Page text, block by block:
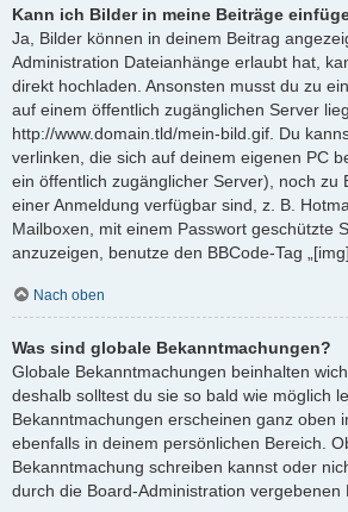
Kann ich Bilder in meine Beiträge
Ja, Bilder können in deinem Beitrag
Administration Dateianhänge erlaubt hat,
direkt hochladen. Ansonsten musst du zu
auf einem öffentlich zugänglichen Server
http://www.domain.tld/mein-bild.gif. Du
verlinken, die sich auf deinem eigenen PC
ein öffentlich zugänglicher Server), noch zu
einer Anmeldung verfügbar sind, z. B.
Mailboxen, mit einem Passwort geschützte
anzuzeigen, benutze den BBCode-Tag
Nach oben
Was sind globale Bekanntmachungen?
Globale Bekanntmachungen beinhalten
deshalb solltest du sie so bald wie möglich
Bekanntmachungen erscheinen ganz oben
ebenfalls in deinem persönlichen Bereich.
Bekanntmachung schreiben kannst oder
durch die Board-Administration vergebenen